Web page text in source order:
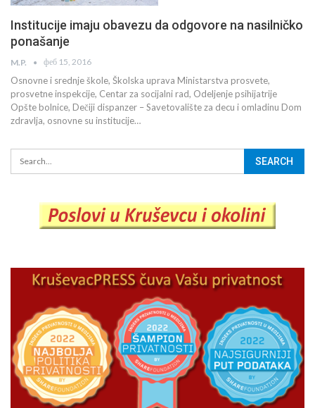
Institucije imaju obavezu da odgovore na nasilničko
ponašanje
M.P. феб 15, 2016
Osnovne i srednje škole, Školska uprava Ministarstva prosvete,
prosvetne inspekcije, Centar za socijalni rad, Odeljenje psihijatrije
Opšte bolnice, Dečiji dispanzer – Savetovalište za decu i omladinu Dom
zdravlja, osnovne su institucije…